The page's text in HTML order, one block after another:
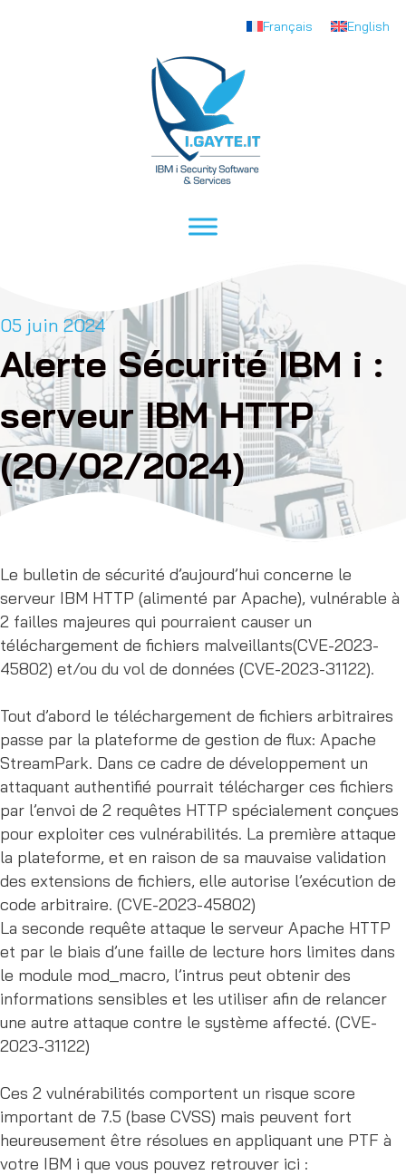
Français English
05 juin 2024
Alerte Sécurité IBM i :
serveur IBM HTTP
(20/02/2024)
Le bulletin de sécurité d’aujourd’hui concerne le
serveur IBM HTTP (alimenté par Apache), vulnérable à
2 failles majeures qui pourraient causer un
téléchargement de fichiers malveillants(CVE-2023-
45802) et/ou du vol de données (CVE-2023-31122).
Tout d’abord le téléchargement de fichiers arbitraires
passe par la plateforme de gestion de flux: Apache
StreamPark. Dans ce cadre de développement un
attaquant authentifié pourrait télécharger ces fichiers
par l’envoi de 2 requêtes HTTP spécialement conçues
pour exploiter ces vulnérabilités. La première attaque
la plateforme, et en raison de sa mauvaise validation
des extensions de fichiers, elle autorise l’exécution de
code arbitraire. (CVE-2023-45802)
La seconde requête attaque le serveur Apache HTTP
et par le biais d’une faille de lecture hors limites dans
le module mod_macro, l’intrus peut obtenir des
informations sensibles et les utiliser afin de relancer
une autre attaque contre le système affecté. (CVE-
2023-31122)
Ces 2 vulnérabilités comportent un risque score
important de 7.5 (base CVSS) mais peuvent fort
heureusement être résolues en appliquant une PTF à
votre IBM i que vous pouvez retrouver ici :